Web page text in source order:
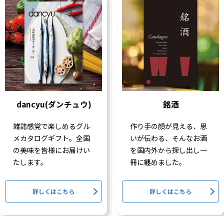
dancyu(ダンチュウ)
雑誌感覚で楽しめるグル
メカタログギフト。全国
の美味を皆様にお届けい
たします。
詳しくはこちら
銘酒
作り手の顔が見える、思
いが伝わる、そんなお酒
を国内外から探し出し一
冊に纏めました。
詳しくはこちら